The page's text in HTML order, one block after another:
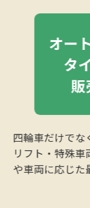
オー
タ
販
四輪車だけでな
リフト・特殊車
や車両に応じた